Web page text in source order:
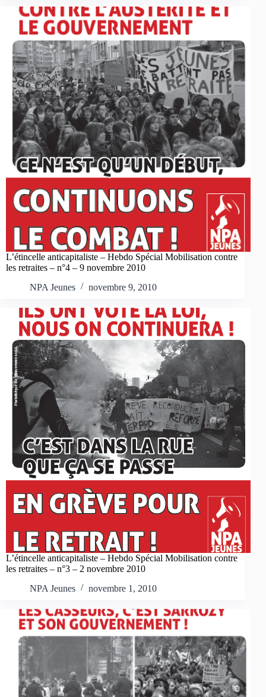
L’étincelle anticapitaliste – Hebdo Spécial Mobilisation contre
les retraites – n°4 – 9 novembre 2010
NPA Jeunes
novembre 9, 2010
L’étincelle anticapitaliste – Hebdo Spécial Mobilisation contre
les retraites – n°3 – 2 novembre 2010
NPA Jeunes
novembre 1, 2010